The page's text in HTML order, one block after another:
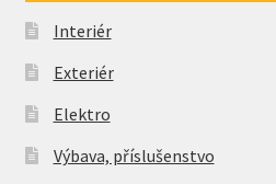
Interiér
Exteriér
Elektro
Výbava, příslušenstvo